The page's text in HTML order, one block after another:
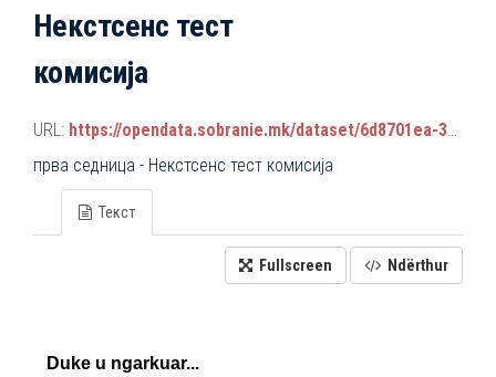
Некстсенс тест
комисија
URL: https://opendata.sobranie.mk/dataset/6d8701ea-3a42-465d-8f88-639bc6dc1a8e/resource/c73efba2-baf0-4998-bf55-755c71b2d60e/download/komisiski_sednici.json
прва седница - Некстсенс тест комисија
Текст
Fullscreen Ndërthur